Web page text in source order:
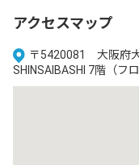
アクセスマップ
〒5420081 大阪府
SHINSAIBASHI 7階（フ